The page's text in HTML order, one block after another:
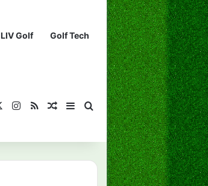
LIV Golf Golf Tech
Instagram
RSS ¡Muéstrame un artículo
Barra lateral
Buscar...